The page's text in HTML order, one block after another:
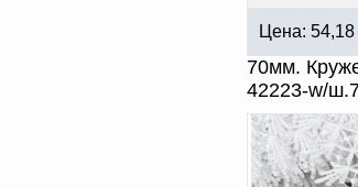
Цена: 54,18
70мм.
42223-w/